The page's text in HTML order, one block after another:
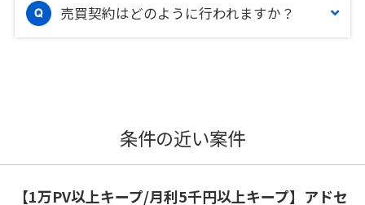
売買契約はどのように行われますか？
条件の近い案件
【1万PV以上キープ/月利5千円以上キープ】アドセ